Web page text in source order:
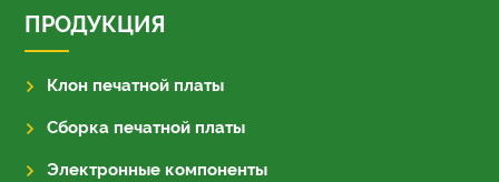
ПРОДУКЦИЯ
Клон печатной платы
Сборка печатной платы
Электронные компоненты